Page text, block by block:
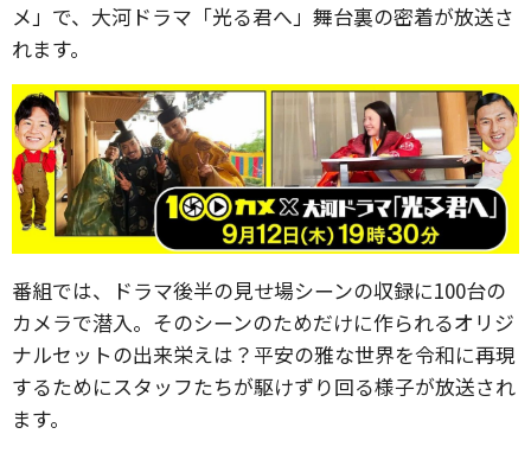
メ」で、大河ドラマ「光る君へ」舞台裏の密着が放送さ
れます。
番組では、ドラマ後半の見せ場シーンの収録に100台の
カメラで潜入。そのシーンのためだけに作られるオリジ
ナルセットの出来栄えは？平安の雅な世界を令和に再現
するためにスタッフたちが駆けずり回る様子が放送され
ます。